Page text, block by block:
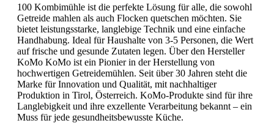
100 Kombimühle ist die perfekte Lösung für alle, die sowohl
Getreide mahlen als auch Flocken quetschen möchten. Sie
bietet leistungsstarke, langlebige Technik und eine einfache
Handhabung. Ideal für Haushalte von 3-5 Personen, die Wert
auf frische und gesunde Zutaten legen. Über den Hersteller
KoMo KoMo ist ein Pionier in der Herstellung von
hochwertigen Getreidemühlen. Seit über 30 Jahren steht die
Marke für Innovation und Qualität, mit nachhaltiger
Produktion in Tirol, Österreich. KoMo-Produkte sind für ihre
Langlebigkeit und ihre exzellente Verarbeitung bekannt – ein
Muss für jede gesundheitsbewusste Küche.